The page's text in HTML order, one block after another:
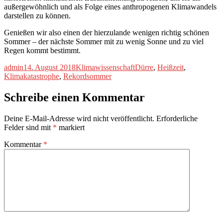
außergewöhnlich und als Folge eines anthropogenen Klimawandels
darstellen zu können.
Genießen wir also einen der hierzulande wenigen richtig schönen
Sommer – der nächste Sommer mit zu wenig Sonne und zu viel
Regen kommt bestimmt.
Autor
adminVeröffentlicht
am
14. August 2018Kategorien
KlimawissenschaftSchlagwörter
Dürre, Heißzeit,
Klimakatastrophe, Rekordsommer
Schreibe einen Kommentar
Deine E-Mail-Adresse wird nicht veröffentlicht. Erforderliche
Felder sind mit * markiert
Kommentar *